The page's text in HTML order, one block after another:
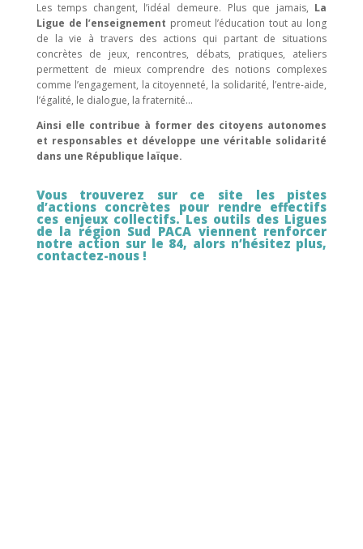
Les temps changent, l’idéal demeure. Plus que jamais, La
Ligue de l’enseignement promeut l’éducation tout au long
de la vie à travers des actions qui partant de situations
concrètes de jeux, rencontres, débats, pratiques, ateliers
permettent de mieux comprendre des notions complexes
comme l’engagement, la citoyenneté, la solidarité, l’entre-aide,
l’égalité, le dialogue, la fraternité…
Ainsi elle contribue à former des citoyens autonomes
et responsables et développe une véritable solidarité
dans une République laïque.
Vous trouverez sur ce site les pistes
d’actions concrètes pour rendre effectifs
ces enjeux collectifs. Les outils des Ligues
de la région Sud PACA viennent renforcer
notre action sur le 84, alors n’hésitez plus,
contactez-nous !